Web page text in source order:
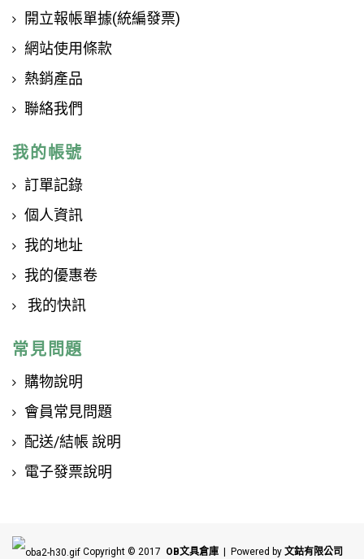
開立報帳單據(統編發票)
網站使用條款
熱銷產品
聯絡我們
我的帳號
訂單記錄
個人資訊
我的地址
我的優惠卷
我的快訊
常見問題
購物說明
會員常見問題
配送/結帳 說明
電子發票說明
Copyright © 2017 OB文具倉庫 | Powered by 文鈷有限公司